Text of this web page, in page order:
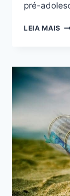
pré-
LEIA MAIS
DE
E